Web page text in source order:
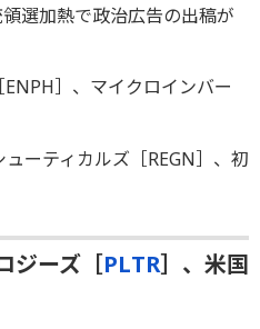
選加熱で政治広告の出稿が
］、マイクロインバー
ーティカルズ［REGN］、初
ジーズ［PLTR］、米国